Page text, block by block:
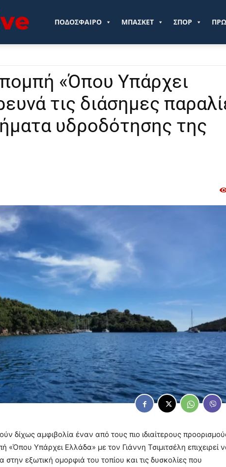
Sportlive.grΠΟΔΟΣΦΑΙΡΟ ΜΠΑΣΚΕΤ ΣΠΟΡ
«Όπου Υπάρχει
τις διάσημες
υδροδότησης της
δίχως αμφιβολία έναν από τους πιο ιδιαίτερους
«Όπου Υπάρχει Ελλάδα» με τον Γιάννη Τσιμιτσέλη επιχειρεί
στην εξωτική ομορφιά του τοπίου και τις δυσκολίες που